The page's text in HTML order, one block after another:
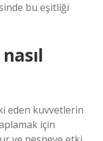
bu eşitliği
eden kuvvetlerin
için